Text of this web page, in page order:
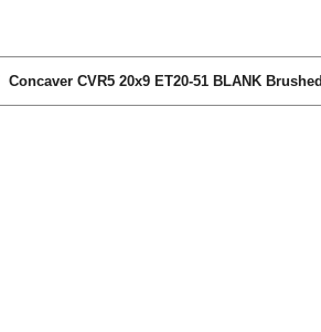
Concaver CVR5 20x9 ET20-51 BLANK